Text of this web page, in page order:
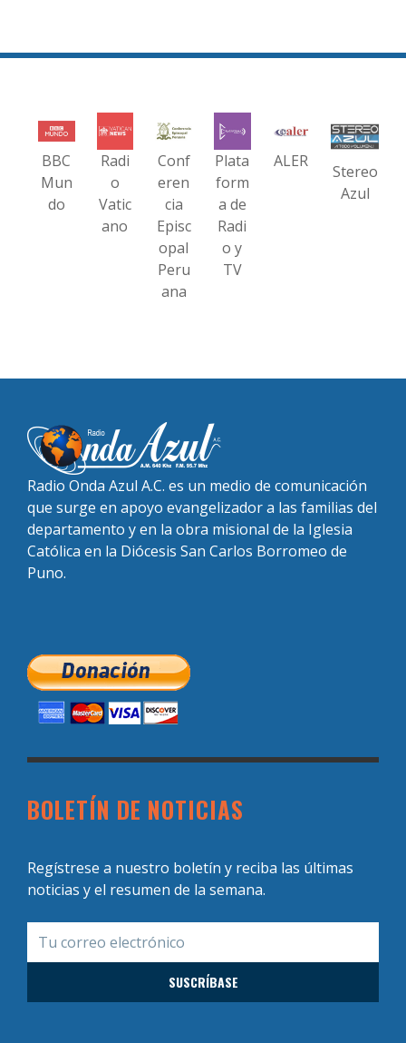
BBC
Mun
do
Radi
o
Vatic
ano
Conf
eren
cia
Episc
opal
Peru
ana
Plata
form
a de
Radi
o y
TV
ALER
Stereo
Azul
Radio Onda Azul A.C. es un medio de comunicación
que surge en apoyo evangelizador a las familias del
departamento y en la obra misional de la Iglesia
Católica en la Diócesis San Carlos Borromeo de
Puno.
BOLETÍN DE NOTICIAS
Regístrese a nuestro boletín y reciba las últimas
noticias y el resumen de la semana.